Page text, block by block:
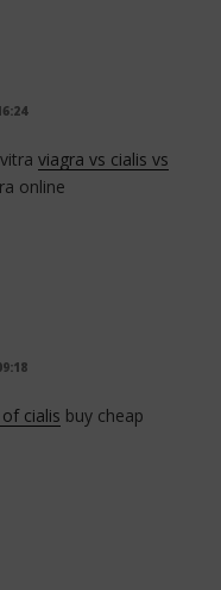
viagra vs cialis vs
online
cialis buy cheap